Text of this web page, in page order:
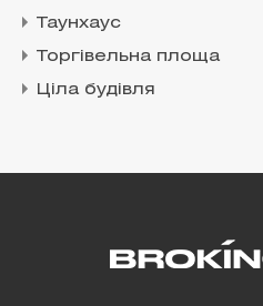
Таунхаус
Торгівельна площа
Ціла будівля